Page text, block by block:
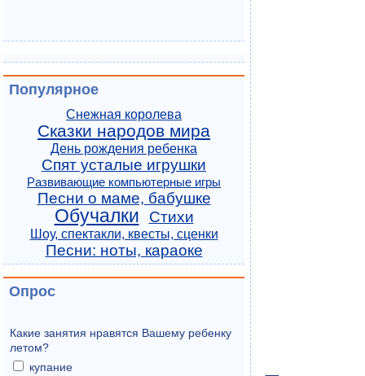
Популярное
Снежная королева
Сказки народов мира
День рождения ребенка
Спят усталые игрушки
Развивающие компьютерные игры
Песни о маме, бабушке
Обучалки Стихи
Шоу, спектакли, квесты, сценки
Песни: ноты, караоке
Опрос
Какие занятия нравятся Вашему ребенку
летом?
купание